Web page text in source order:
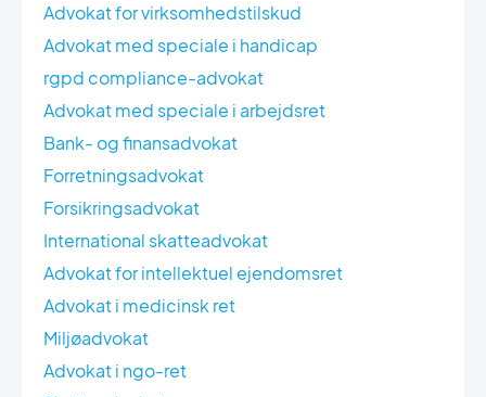
Advokat for virksomhedstilskud
Advokat med speciale i handicap
rgpd compliance-advokat
Advokat med speciale i arbejdsret
Bank- og finansadvokat
Forretningsadvokat
Forsikringsadvokat
International skatteadvokat
Advokat for intellektuel ejendomsret
Advokat i medicinsk ret
Miljøadvokat
Advokat i ngo-ret